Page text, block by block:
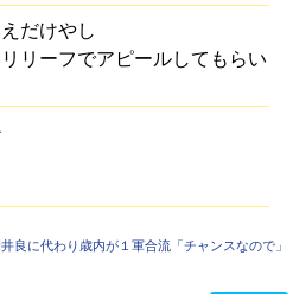
だけやし
リーフでアピールしてもらい
良に代わり歳内が１軍合流「チャンスなので」